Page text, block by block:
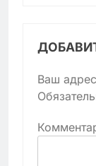
Ваш